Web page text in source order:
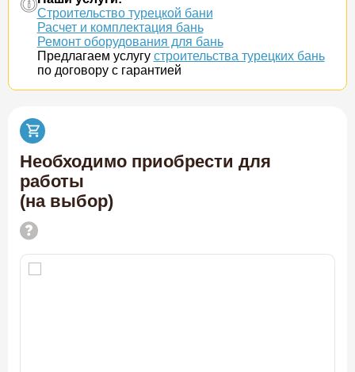
Строительство турецкой бани
Расчет и комплектация бань
Ремонт оборудования для бань
Предлагаем услугу строительства турецких бань
по договору с гарантией
Необходимо приобрести для
работы
(на выбор)